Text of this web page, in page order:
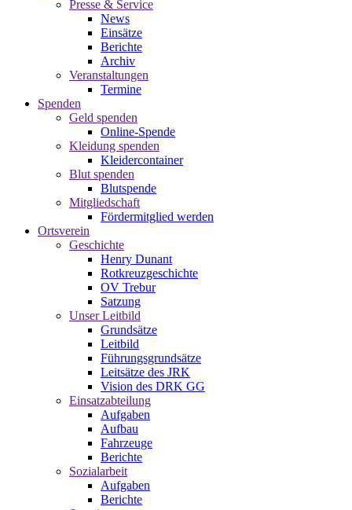
Presse & Service
News
Einsätze
Berichte
Archiv
Veranstaltungen
Termine
Spenden
Geld spenden
Online-Spende
Kleidung spenden
Kleidercontainer
Blut spenden
Blutspende
Mitgliedschaft
Fördermitglied werden
Ortsverein
Geschichte
Henry Dunant
Rotkreuzgeschichte
OV Trebur
Satzung
Unser Leitbild
Grundsätze
Leitbild
Führungsgrundsätze
Leitsätze des JRK
Vision des DRK GG
Einsatzabteilung
Aufgaben
Aufbau
Fahrzeuge
Berichte
Sozialarbeit
Aufgaben
Berichte